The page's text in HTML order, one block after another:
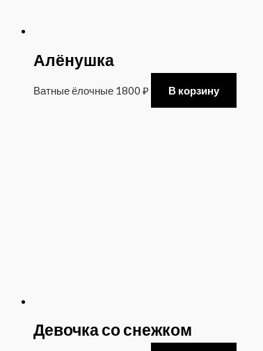
Алёнушка
Ватные ёлочные 1800 ₽ В корзину
Девочка со снежком